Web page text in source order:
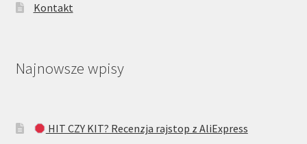
Kontakt
Najnowsze wpisy
HIT CZY KIT? Recenzja rajstop z AliExpress